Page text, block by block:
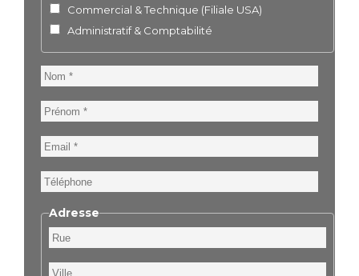
Commercial & Technique (Filiale USA)
Administratif & Comptabilité
Nom
Prénom
Email
Téléphone
Adresse
Rue
Ville